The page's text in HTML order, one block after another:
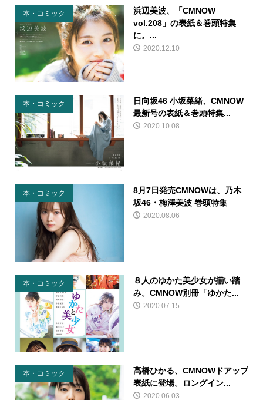
本・コミック
浜辺美波、「CMNOW
vol.208」の表紙＆巻頭特集
に。...
2020.12.10
本・コミック
日向坂46 小坂菜緒、CMNOW
最新号の表紙＆巻頭特集...
2020.10.08
本・コミック
8月7日発売CMNOWは、乃木
坂46・梅澤美波 巻頭特集
2020.08.06
本・コミック
８人のゆかた美少女が揃い踏
み。CMNOW別冊「ゆかた...
2020.07.15
本・コミック
髙橋ひかる、CMNOWドアップ
表紙に登場。ロングイン...
2020.06.03